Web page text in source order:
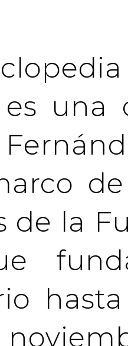
una
de la